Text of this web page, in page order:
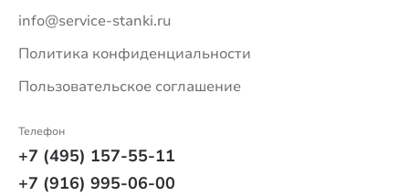
info@service-stanki.ru
Политика конфиденциальности
Пользовательское соглашение
Телефон
+7 (495) 157-55-11
+7 (916) 995-06-00